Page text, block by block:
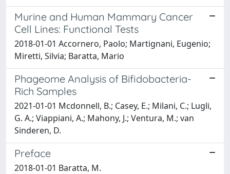
Murine and Human Mammary Cancer
Cell Lines: Functional Tests
2018-01-01 Accornero, Paolo; Martignani, Eugenio;
Miretti, Silvia; Baratta, Mario
Phageome Analysis of Bifidobacteria-
Rich Samples
2021-01-01 Mcdonnell, B.; Casey, E.; Milani, C.; Lugli,
G. A.; Viappiani, A.; Mahony, J.; Ventura, M.; van
Sinderen, D.
Preface
2018-01-01 Baratta, M.